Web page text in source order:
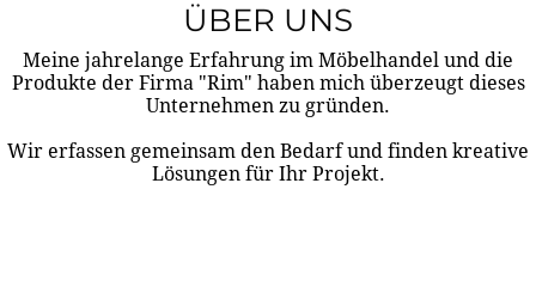
ÜBER UNS
Meine jahrelange Erfahrung im Möbelhandel und die
Produkte der Firma "Rim" haben mich überzeugt dieses
Unternehmen zu gründen.
Wir erfassen gemeinsam den Bedarf und finden kreative
Lösungen für Ihr Projekt.